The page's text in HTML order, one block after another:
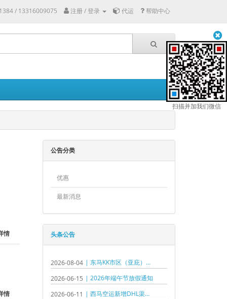
/ 13316009075 注册 / 登录 代运 帮助中心
情
情
公告分类
优惠
最新消息
头条公告
2026-08-04
| 东马KK市区（亚庇）除外，其他城市渠道成本上调通知！
2026-06-15 | 2026年端午节放假通知
2026-06-11
| 西马空运新增DHL渠道通知！（ABX渠道延误原因）
扫描并加我们微信